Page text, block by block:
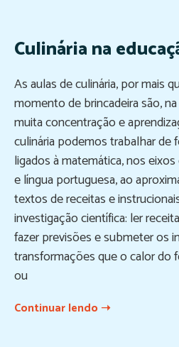
Culinária na
As aulas de culinária, por mais
momento de brincadeira são,
muita concentração e
culinária podemos trabalhar de
ligados à matemática, nos
e língua portuguesa, ao
textos de receitas e
investigação científica: ler
fazer previsões e submeter os
transformações que o calor do
ou
Continuar lendo ➝